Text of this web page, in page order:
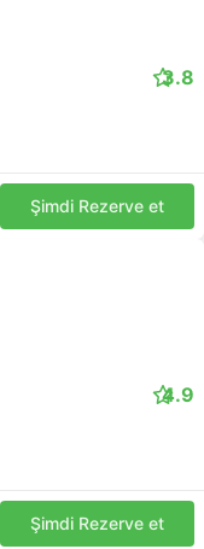
3.8
Şimdi Rezerve et
4.9
Şimdi Rezerve et